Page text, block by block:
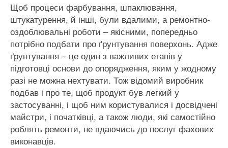
Щоб процеси фарбування, шпаклювання,
штукатурення, й інші, були вдалими, а ремонтно-
оздоблювальні роботи – якісними, попередньо
потрібно подбати про ґрунтування поверхонь. Адже
ґрунтування – це один з важливих етапів у
підготовці основи до опорядження, яким у жодному
разі не можна нехтувати. Тож відомий виробник
подбав і про те, щоб продукт був легкий у
застосуванні, і щоб ним користувалися і досвідчені
майстри, і початківці, а також люди, які самостійно
роблять ремонти, не вдаючись до послуг фахових
виконавців.